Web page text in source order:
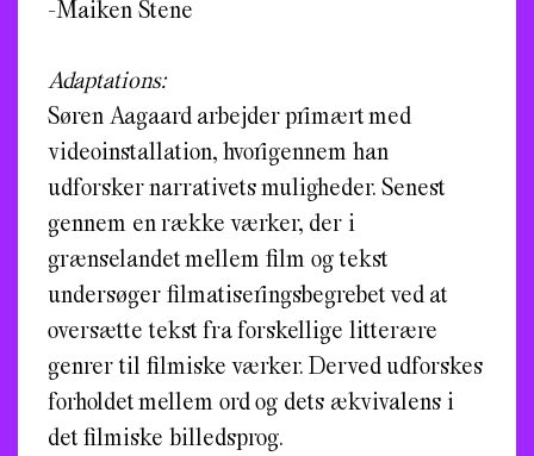
-Maiken Stene
Adaptations:
Søren Aagaard arbejder primært med
videoinstallation, hvorigennem han
udforsker narrativets muligheder. Senest
gennem en række værker, der i
grænselandet mellem film og tekst
undersøger filmatiseringsbegrebet ved at
oversætte tekst fra forskellige litterære
genrer til filmiske værker. Derved udforskes
forholdet mellem ord og dets ækvivalens i
det filmiske billedsprog.